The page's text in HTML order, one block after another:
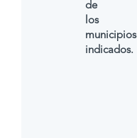
de
los
municipios
indicados.